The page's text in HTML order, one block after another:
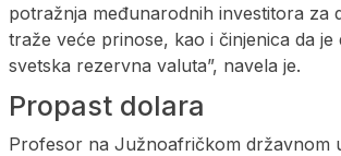
potražnja međunarodnih investitora za
traže veće prinose, kao i činjenica da
svetska rezervna valuta”, navela je.
Propast dolara
Profesor na Južnoafričkom državnom